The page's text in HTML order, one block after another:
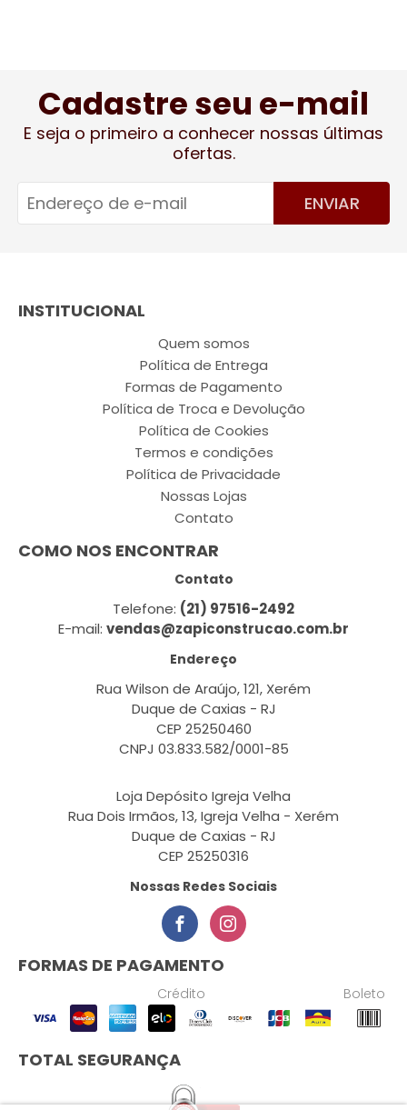
Cadastre seu e-mail
E seja o primeiro a conhecer nossas últimas
ofertas.
ENVIAR
INSTITUCIONAL
Quem somos
Política de Entrega
Formas de Pagamento
Política de Troca e Devolução
Política de Cookies
Termos e condições
Política de Privacidade
Nossas Lojas
Contato
COMO NOS ENCONTRAR
Contato
Telefone: (21) 97516-2492
E-mail: vendas@zapiconstrucao.com.br
Endereço
Rua Wilson de Araújo, 121, Xerém
Duque de Caxias - RJ
CEP 25250460
CNPJ 03.833.582/0001-85
Loja Depósito Igreja Velha
Rua Dois Irmãos, 13, Igreja Velha - Xerém
Duque de Caxias - RJ
CEP 25250316
Nossas Redes Sociais
FORMAS DE PAGAMENTO
Crédito Boleto
TOTAL SEGURANÇA